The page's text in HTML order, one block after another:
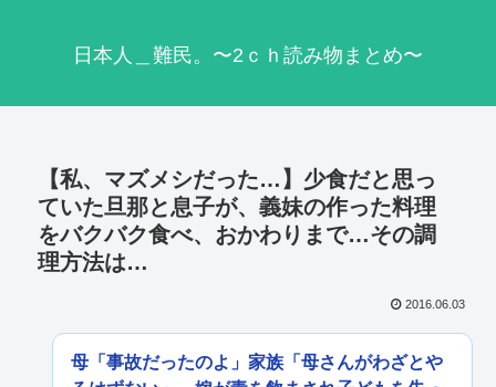
日本人＿難民。〜2ｃｈ読み物まとめ〜
【私、マズメシだった…】少食だと思っ
ていた旦那と息子が、義妹の作った料理
をバクバク食べ、おかわりまで…その調
理方法は…
2016.06.03
母「事故だったのよ」家族「母さんがわざとや